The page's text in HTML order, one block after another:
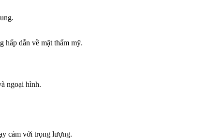
hấp dẫn về mặt thẩm mỹ.
ngoại hình.
cảm với trọng lượng.